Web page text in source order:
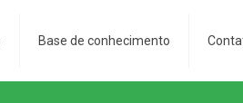
Base de conhecimento